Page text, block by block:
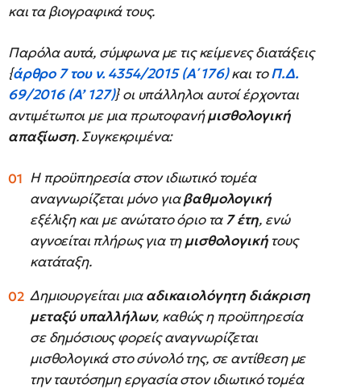
και τα βιογραφικά τους.
Παρόλα αυτά, σύμφωνα με τις κείμενες διατάξεις
{άρθρο 7 του ν. 4354/2015 (Α΄ 176)και τοΠ.Δ.
69/2016 (Α’ 127)} οι υπάλληλοι αυτοί έρχονται
αντιμέτωποι με μια πρωτοφανήμισθολογική
απαξίωση. Συγκεκριμένα:
Η προϋπηρεσία στον ιδιωτικό τομέα
αναγνωρίζεται μόνο γιαβαθμολογική
εξέλιξη και με ανώτατο όριο τα7 έτη, ενώ
αγνοείται πλήρως για τημισθολογικήτους
κατάταξη.
Δημιουργείται μιααδικαιολόγητη διάκριση
μεταξύ υπαλλήλων, καθώς η προϋπηρεσία
σε δημόσιους φορείς αναγνωρίζεται
μισθολογικά στο σύνολό της, σε αντίθεση με
την ταυτόσημη εργασία στον ιδιωτικό τομέα